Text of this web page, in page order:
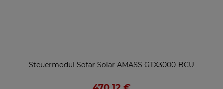
Steuermodul Sofar Solar AMASS GTX3000-BCU